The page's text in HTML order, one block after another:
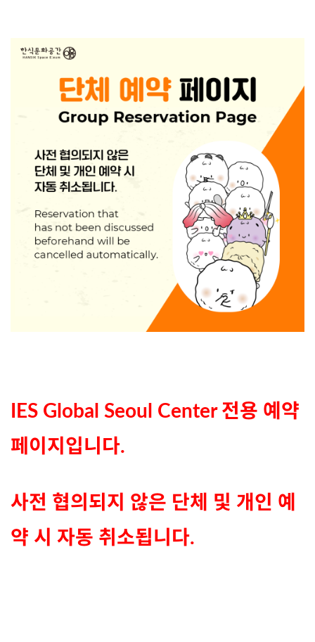
IES Global Seoul Center 전용 예약
페이지입니다.
사전 협의되지 않은 단체 및 개인 예
약 시 자동 취소됩니다.